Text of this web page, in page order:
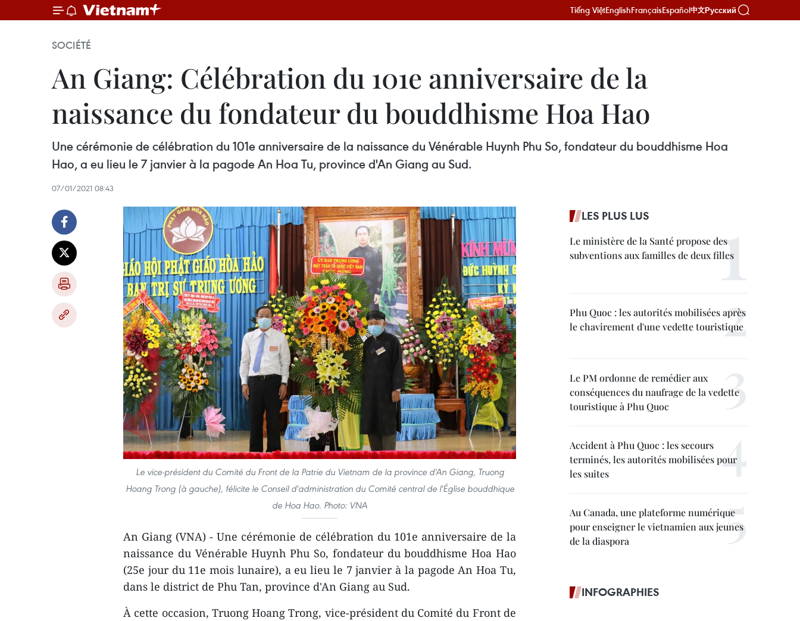
Tiếng ViệtEnglishFrançaisEspañol中文Русский
SOCIÉTÉ
An Giang: Célébration du 101e anniversaire de la
naissance du fondateur du bouddhisme Hoa Hao
Une cérémonie de célébration du 101e anniversaire de la naissance du Vénérable Huynh Phu So, fondateur du bouddhisme Hoa
Hao, a eu lieu le 7 janvier à la pagode An Hoa Tu, province d'An Giang au Sud.
07/01/2021 08:43
Le vice-président du Comité du Front de la Patrie du Vietnam de la province d'An Giang, Truong
Hoang Trong (à gauche), félicite le Conseil d'administration du Comité central de l'Église bouddhique
de Hoa Hao. Photo: VNA
An Giang (VNA) - Une cérémonie de célébration du 101e anniversaire de la
naissance du Vénérable Huynh Phu So, fondateur du bouddhisme Hoa Hao
(25e jour du 11e mois lunaire), a eu lieu le 7 janvier à la pagode An Hoa Tu,
dans le district de Phu Tan, province d'An Giang au Sud.
À cette occasion, Truong Hoang Trong, vice-président du Comité du Front de
LES PLUS LUS
Le ministère de la Santé propose des
subventions aux familles de deux filles
Phu Quoc : les autorités mobilisées après
le chavirement d'une vedette touristique
Le PM ordonne de remédier aux
conséquences du naufrage de la vedette
touristique à Phu Quoc
Accident à Phu Quoc : les secours
terminés, les autorités mobilisées pour
les suites
Au Canada, une plateforme numérique
pour enseigner le vietnamien aux jeunes
de la diaspora
INFOGRAPHIES